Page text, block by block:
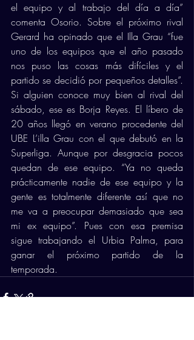
el equipo y al trabajo del día a día”
comenta Osorio. Sobre el próximo rival
Gerard ha opinado que el Illa Grau “fue
uno de los equipos que el año pasado
nos puso las cosas más difíciles y el
partido se decidió por pequeños detalles”.
Si alguien conoce muy bien al rival del
sábado, ese es Borja Reyes. El líbero de
20 años llegó en verano procedente del
UBE L’illa Grau con el que debutó en la
Superliga. Aunque por desgracia pocos
quedan de ese equipo. “Ya no queda
prácticamente nadie de ese equipo y la
gente es totalmente diferente así que no
me va a preocupar demasiado que sea
mi ex equipo”. Pues con esa premisa
sigue trabajando el Urbia Palma, para
ganar el próximo partido de la
temporada.